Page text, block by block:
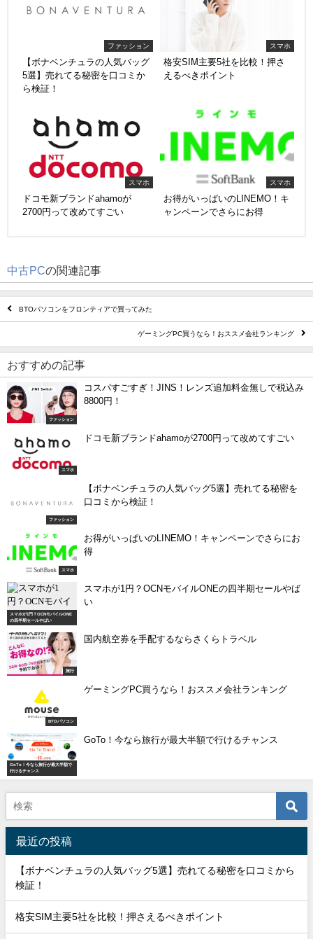
ファッション
【ボナベンチュラの人気バッグ
5選】売れてる秘密を口コミか
ら検証！
スマホ
格安SIM主要5社を比較！押さ
えるべきポイント
スマホ
ドコモ新ブランドahamoが
2700円って改めてすごい
スマホ
お得がいっぱいのLINEMO！キ
ャンペーンでさらにお得
中古PCの関連記事
BTOパソコンをフロンティアで買ってみた
ゲーミングPC買うなら！おススメ会社ランキング
おすすめの記事
ファッション
コスパすごすぎ！JINS！レンズ追加料金無しで税込み
8800円！
スマホ
ドコモ新ブランドahamoが2700円って改めてすごい
ファッション
【ボナベンチュラの人気バッグ5選】売れてる秘密を
口コミから検証！
スマホ
お得がいっぱいのLINEMO！キャンペーンでさらにお
得
スマホが1円？OCNモバイルONE
の四半期セールやばい
スマホが1円？OCNモバイルONEの四半期セールやば
い
旅行
国内航空券を手配するならさくらトラベル
BTOパソコン
ゲーミングPC買うなら！おススメ会社ランキング
GoTo！今なら旅行が最大半額で
行けるチャンス
GoTo！今なら旅行が最大半額で行けるチャンス
最近の投稿
【ボナベンチュラの人気バッグ5選】売れてる秘密を口コミから
検証！
格安SIM主要5社を比較！押さえるべきポイント